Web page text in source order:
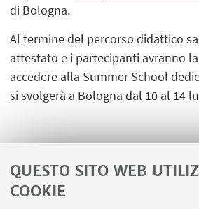
QUESTO SITO WEB
COOKIE
di Bologna.
Al termine del percorso didattico
attestato e i partecipanti avranno
accedere alla Summer School
si svolgerà a Bologna dal 10 al 14